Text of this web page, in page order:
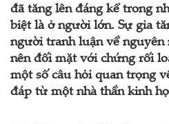
đã tăng lên đáng kể trong
biệt là ở người lớn. Sự gia
người tranh luận về nguyên
nên đối mặt với chứng rối
một số câu hỏi quan trọng
đáp từ một nhà thần kinh